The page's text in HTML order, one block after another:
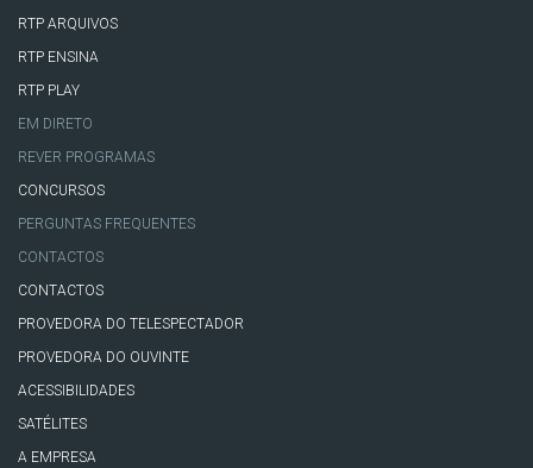
RTP ARQUIVOS
RTP ENSINA
RTP PLAY
EM DIRETO
REVER PROGRAMAS
CONCURSOS
PERGUNTAS FREQUENTES
CONTACTOS
CONTACTOS
PROVEDORA DO TELESPECTADOR
PROVEDORA DO OUVINTE
ACESSIBILIDADES
SATÉLITES
A EMPRESA